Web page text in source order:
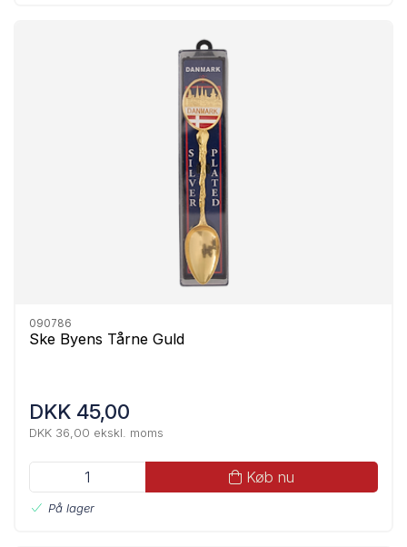
090786
Ske Byens Tårne Guld
DKK 45,00
DKK 36,00 ekskl. moms
Køb nu
På lager